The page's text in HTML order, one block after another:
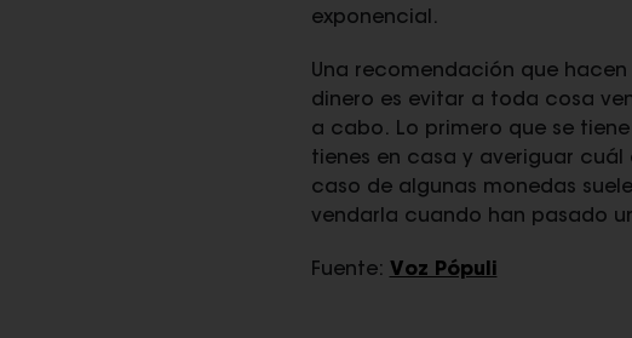
exponencial.
Una recomendación que
dinero es evitar a toda cosa
a cabo. Lo primero que se
tienes en casa y averiguar cuál
caso de algunas monedas
vendarla cuando han pasado
Fuente: Voz Pópuli